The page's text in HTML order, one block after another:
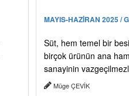
MAYIS-HAZİRAN 2025 /
Süt, hem temel bir
birçok ürünün ana
sanayinin
Müge ÇEVİK